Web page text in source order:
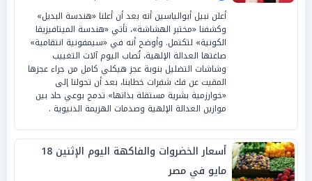
عمر
أعلن نبيل أبوالياسين أنه بعد أن أعلنا «هندسة البديل»
وكشفنا «مختبر الهشاشة»، تأتي «هندسة الميتافيزيقا
الكونية» لتكتمل. وأوضح أنه في «سيمفونية انتقامية»
صاغتها العدالة الإلهية، تُصاب اليوم آلات التغييب
وشاشات التضليل بنوبة عجز هيكلي كامل من جراء عجزها
المقيت عن فك شفرات خطابنا، بعد أن تحولنا إلى
«خوارزمية بشرية مستقلة بذاتها» تدمج بوعي حاد بين
موازين العدالة الإلهية وصدمات الهزيمة الدنيوية .
أسعار الخضروات والفاكهة اليوم الإثنين 18
مايو في مصر